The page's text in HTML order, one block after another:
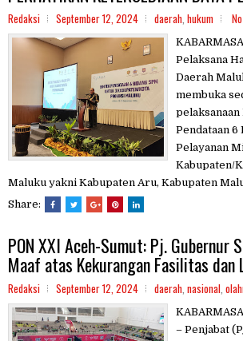
Redaksi September 12, 2024 daerah hukum
Pelaksana
Daerah
membuka
pelaksanaan
Pendataan 6
Pelayanan
Kabupaten/
Maluku yakni Kabupaten Aru, Kabupaten
Share:
PON XXI Aceh-Sumut: Pj. Gubernur
Maaf atas Kekurangan Fasilitas dan
Redaksi September 12, 2024 daerah nasional
– Penjabat